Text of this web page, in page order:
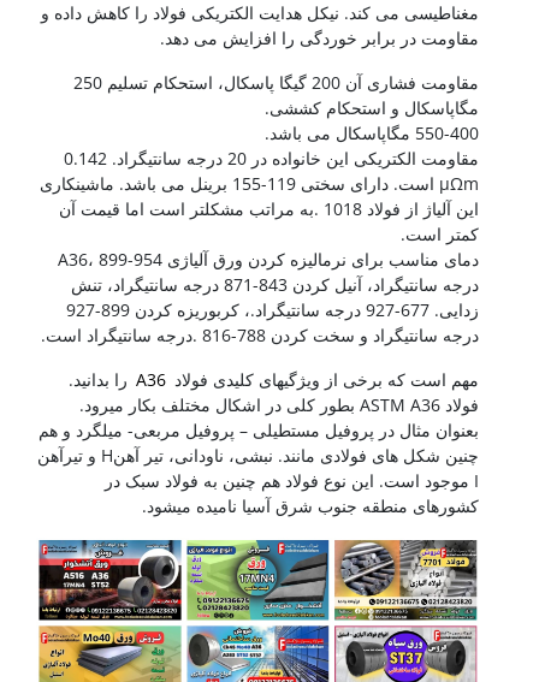
مغناطیسی می کند. نیکل هدایت الکتریکی فولاد را کاهش داده و
مقاومت در برابر خوردگی را افزایش می دهد.
مقاومت فشاری آن 200 گیگا پاسکال، استحکام تسلیم 250
مگاپاسکال و استحکام کششی.
550-400 مگاپاسکال می باشد.
مقاومت الکتریکی این خانواده در 20 درجه سانتیگراد. 0.142
μΩm است. دارای سختی 119-155 برینل می باشد. ماشینکاری
این آلیاژ از فولاد 1018 .به مراتب مشکلتر است اما قیمت آن
کمتر است.
دمای مناسب برای نرمالیزه کردن ورق آلیاژی A36، 899-954
درجه سانتیگراد، آنیل کردن 843-871 درجه سانتیگراد، تنش
زدایی. 677-927 درجه سانتیگراد.، کربوریزه کردن 899-927
درجه سانتیگراد و سخت کردن 788-816 .درجه سانتیگراد است.
مهم است که برخی از ویژگیهای کلیدی فولاد A36 را بدانید.
فولاد ASTM A36 بطور کلی در اشکال مختلف بکار میرود.
بعنوان مثال در پروفیل مستطیلی – پروفیل مربعی- میلگرد و هم
چنین شکل های فولادی مانند. نبشی، ناودانی، تیر آهنH و تیرآهن
I موجود است. این نوع فولاد هم چنین به فولاد سبک در
کشورهای منطقه جنوب شرق آسیا نامیده میشود.